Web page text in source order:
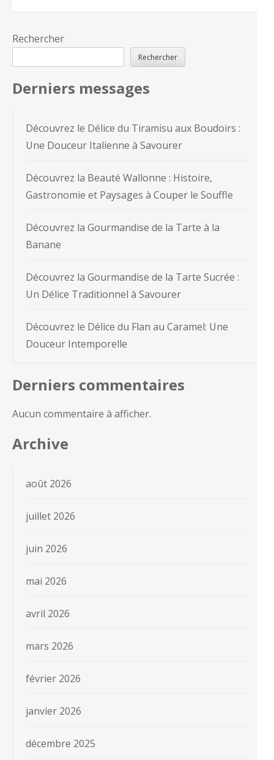
Rechercher
Rechercher
Derniers messages
Découvrez le Délice du Tiramisu aux Boudoirs :
Une Douceur Italienne à Savourer
Découvrez la Beauté Wallonne : Histoire,
Gastronomie et Paysages à Couper le Souffle
Découvrez la Gourmandise de la Tarte à la
Banane
Découvrez la Gourmandise de la Tarte Sucrée :
Un Délice Traditionnel à Savourer
Découvrez le Délice du Flan au Caramel: Une
Douceur Intemporelle
Derniers commentaires
Aucun commentaire à afficher.
Archive
août 2026
juillet 2026
juin 2026
mai 2026
avril 2026
mars 2026
février 2026
janvier 2026
décembre 2025